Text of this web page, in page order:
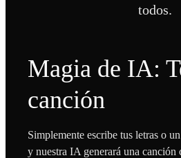
todos.
Magia de IA:
canción
Simplemente escribe tus letras o
y nuestra IA generará una canción